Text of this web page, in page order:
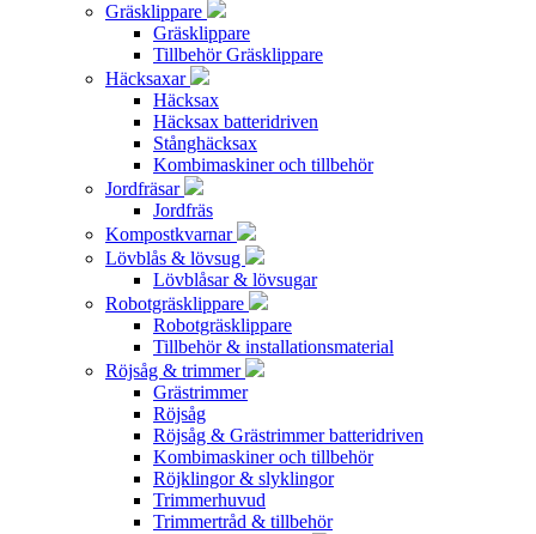
Gräsklippare
Gräsklippare
Tillbehör Gräsklippare
Häcksaxar
Häcksax
Häcksax batteridriven
Stånghäcksax
Kombimaskiner och tillbehör
Jordfräsar
Jordfräs
Kompostkvarnar
Lövblås & lövsug
Lövblåsar & lövsugar
Robotgräsklippare
Robotgräsklippare
Tillbehör & installationsmaterial
Röjsåg & trimmer
Grästrimmer
Röjsåg
Röjsåg & Grästrimmer batteridriven
Kombimaskiner och tillbehör
Röjklingor & slyklingor
Trimmerhuvud
Trimmertråd & tillbehör